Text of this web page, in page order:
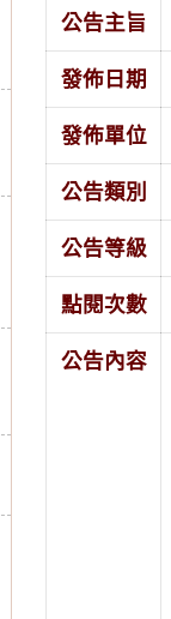
公告主旨
發佈日期
發佈單位
公告類別
公告等級
點閱次數
公告內容